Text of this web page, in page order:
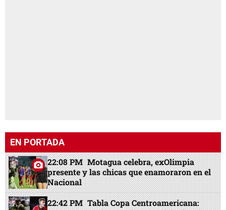
EN PORTADA
22:08 PM Motagua celebra, exOlimpia
presente y las chicas que enamoraron en el
Nacional
22:42 PM Tabla Copa Centroamericana: